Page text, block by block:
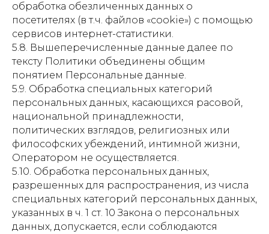
обработка обезличенных данных о
посетителях (в т.ч. файлов «cookie») с помощью
сервисов интернет-статистики.
5.8. Вышеперечисленные данные далее по
тексту Политики объединены общим
понятием Персональные данные.
5.9. Обработка специальных категорий
персональных данных, касающихся расовой,
национальной принадлежности,
политических взглядов, религиозных или
философских убеждений, интимной жизни,
Оператором не осуществляется.
5.10. Обработка персональных данных,
разрешенных для распространения, из числа
специальных категорий персональных данных,
указанных в ч. 1 ст. 10 Закона о персональных
данных, допускается, если соблюдаются